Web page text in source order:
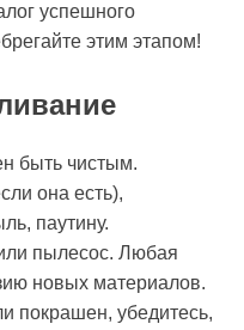
успешного
этим этапом!
быть чистым.
она есть),
паутину.
пылесос. Любая
новых материалов.
покрашен, убедитесь,